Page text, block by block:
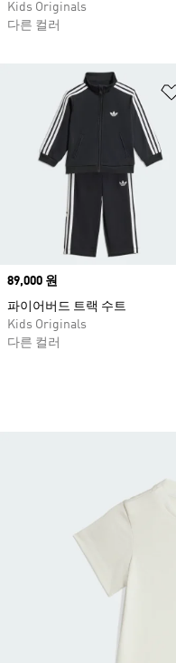
Kids Originals
다른 컬러
Price
89,000 원
파이어버드 트랙 수트
Kids Originals
다른 컬러